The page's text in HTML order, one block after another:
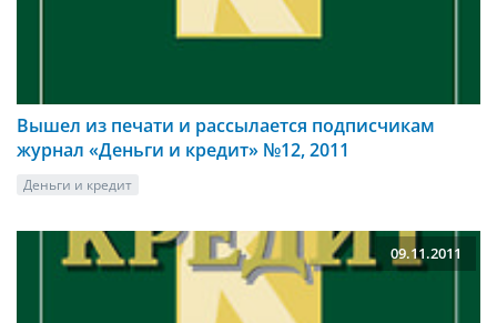
Вышел из печати и рассылается подписчикам
журнал «Деньги и кредит» №12, 2011
Деньги и кредит
09.11.2011